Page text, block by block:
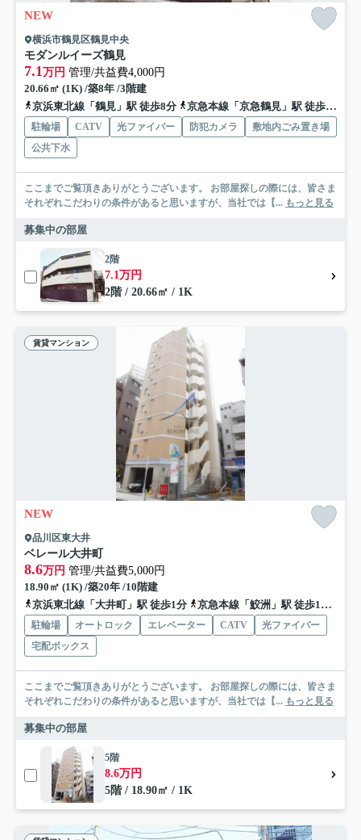
NEW
横浜市鶴見区鶴見中央
モダンルイーズ鶴見
7.1万円 管理/共益費4,000円
20.66㎡ (1K) /築8年 /3階建
京浜東北線「鶴見」駅 徒歩8分
京急本線「京急鶴見」駅 徒歩6分
駐輪場 CATV 光ファイバー 防犯カメラ
敷地内ごみ置き場
公共下水
ここまでご覧頂きありがとうございます。 お部屋探しの際には、皆さま
それぞれこだわりの条件があると思いますが、当社では【... もっと見る
募集中の部屋
2階
7.1万円
2階 / 20.66㎡ / 1K
賃貸マンション
NEW
品川区東大井
ベレール大井町
8.6万円 管理/共益費5,000円
18.90㎡ (1K) /築20年 /10階建
京浜東北線「大井町」駅 徒歩1分
京急本線「鮫洲」駅 徒歩11分
駐輪場 オートロック エレベーター CATV
光ファイバー
宅配ボックス
ここまでご覧頂きありがとうございます。 お部屋探しの際には、皆さま
それぞれこだわりの条件があると思いますが、当社では【... もっと見る
募集中の部屋
5階
8.6万円
5階 / 18.90㎡ / 1K